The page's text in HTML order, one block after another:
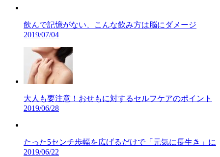
飲んで記憶がない、こんな飲み方は脳にダメージ
2019/07/04
大人も要注意！おせもに対するセルフケアのポイント
2019/06/28
たった5センチ歩幅を広げるだけで「元気に長生き」に
2019/06/22